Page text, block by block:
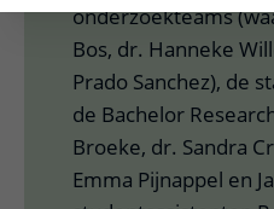
onderzoekteams
Bos, dr. Hanneke
Prado Sanchez), de
de Bachelor
Broeke, dr. Sandra
Emma Pijnappel en